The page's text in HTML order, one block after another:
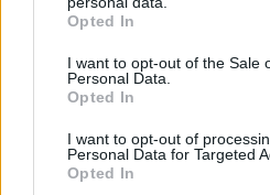
grant or deny consent to Google
use your data for below specified
consent section.
Opted In
I want to opt-out of the Sale
Personal Data.
Opted In
I want to opt-out of
Personal Data for Targeted
Opted In